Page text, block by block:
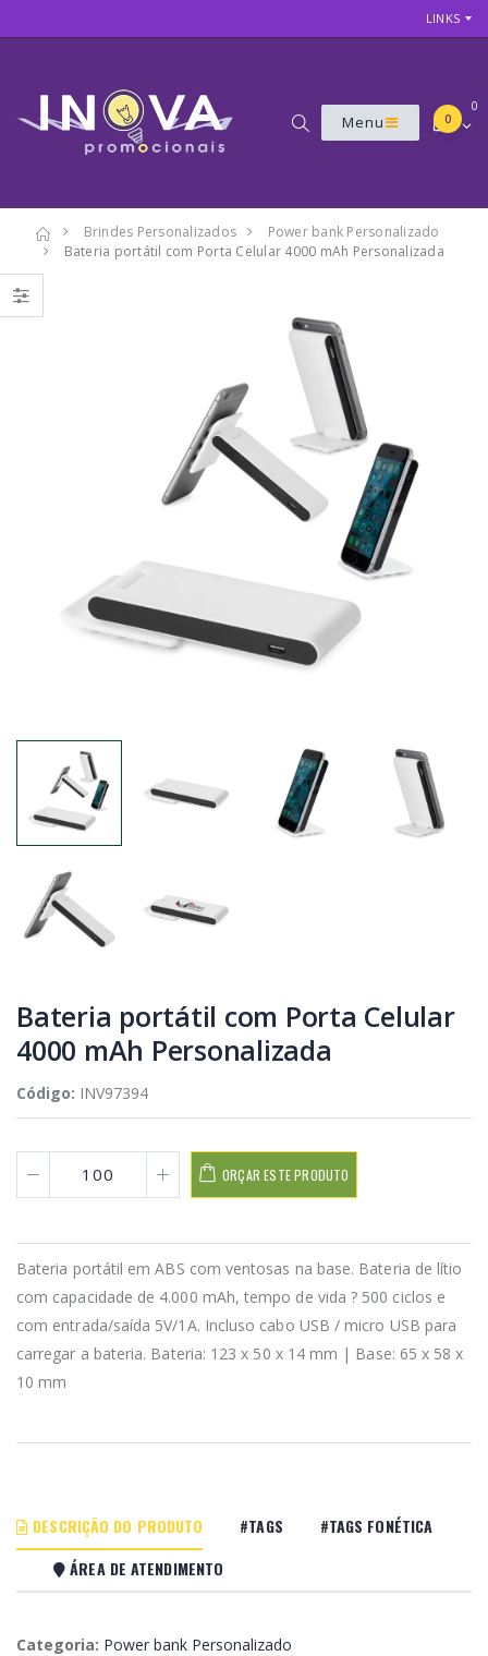
LINKS
Menu
0
0
Brindes Personalizados
Power bank Personalizado
Bateria portátil com Porta Celular 4000 mAh Personalizada
Bateria portátil com Porta Celular
4000 mAh Personalizada
Código: INV97394
ORÇAR ESTE PRODUTO
Bateria portátil em ABS com ventosas na base. Bateria de lítio
com capacidade de 4.000 mAh, tempo de vida ? 500 ciclos e
com entrada/saída 5V/1A. Incluso cabo USB / micro USB para
carregar a bateria. Bateria: 123 x 50 x 14 mm | Base: 65 x 58 x
10 mm
DESCRIÇÃO DO PRODUTO #TAGS
#TAGS FONÉTICA
ÁREA DE ATENDIMENTO
Categoria: Power bank Personalizado